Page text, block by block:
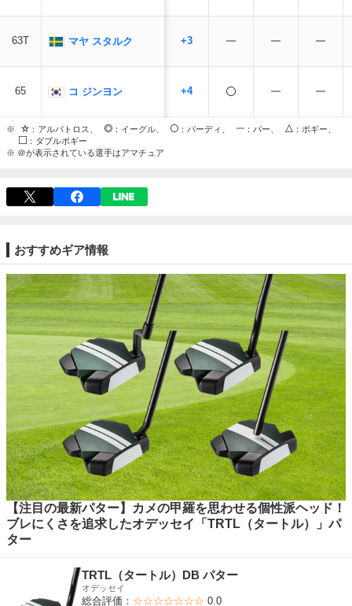
63T マヤ スタルク
65 コ ジンヨン
+3
+4
※ ：アルバトロス、 ：イーグル、 ：バーディ、 ：パー、
：ボギー、
：ダブルボギー
※ ＠が表示されている選手はアマチュア
おすすめギア情報
【注目の最新パター】カメの甲羅を思わせる個性派ヘッド！
ブレにくさを追求したオデッセイ「TRTL（タートル）」パ
ター
TRTL（タートル）DB パター
オデッセイ
総合評価： ☆☆☆☆☆☆☆ 0.0